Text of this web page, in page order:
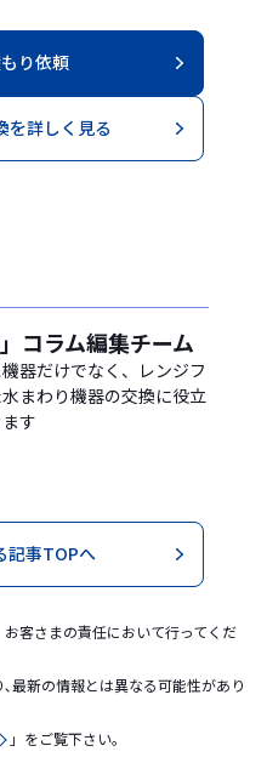
り依頼
を詳しく見る
コラム編集チーム
器だけでなく、レンジフ
まわり機器の交換に役立
す
記事TOPへ
客さまの責任において行ってくだ
最新の情報とは異なる可能性があり
」をご覧下さい。